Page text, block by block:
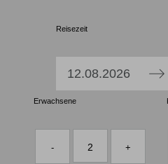
Reisezeit
Press
down
12.08.2026
Erwachsene
- 2 +